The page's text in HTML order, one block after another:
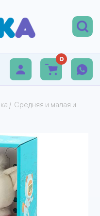
0
/ Средняя и малая и